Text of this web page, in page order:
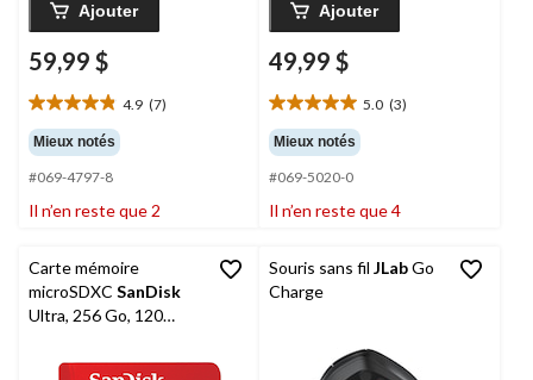
Ajouter
59,99 $
4.9 (7)
4.9
étoile(s)
sur
5.
7
Mieux notés
#069-4797-8
Il n’en reste que 2
Ajouter
49,99 $
5.0 (3)
5.0
étoile(s)
sur
5.
3
Mieux notés
#069-5020-0
Il n’en reste que 4
Carte mémoire
microSDXC SanDisk
Ultra, 256 Go, 120
UHS-I
Souris sans fil JLabGo
Charge